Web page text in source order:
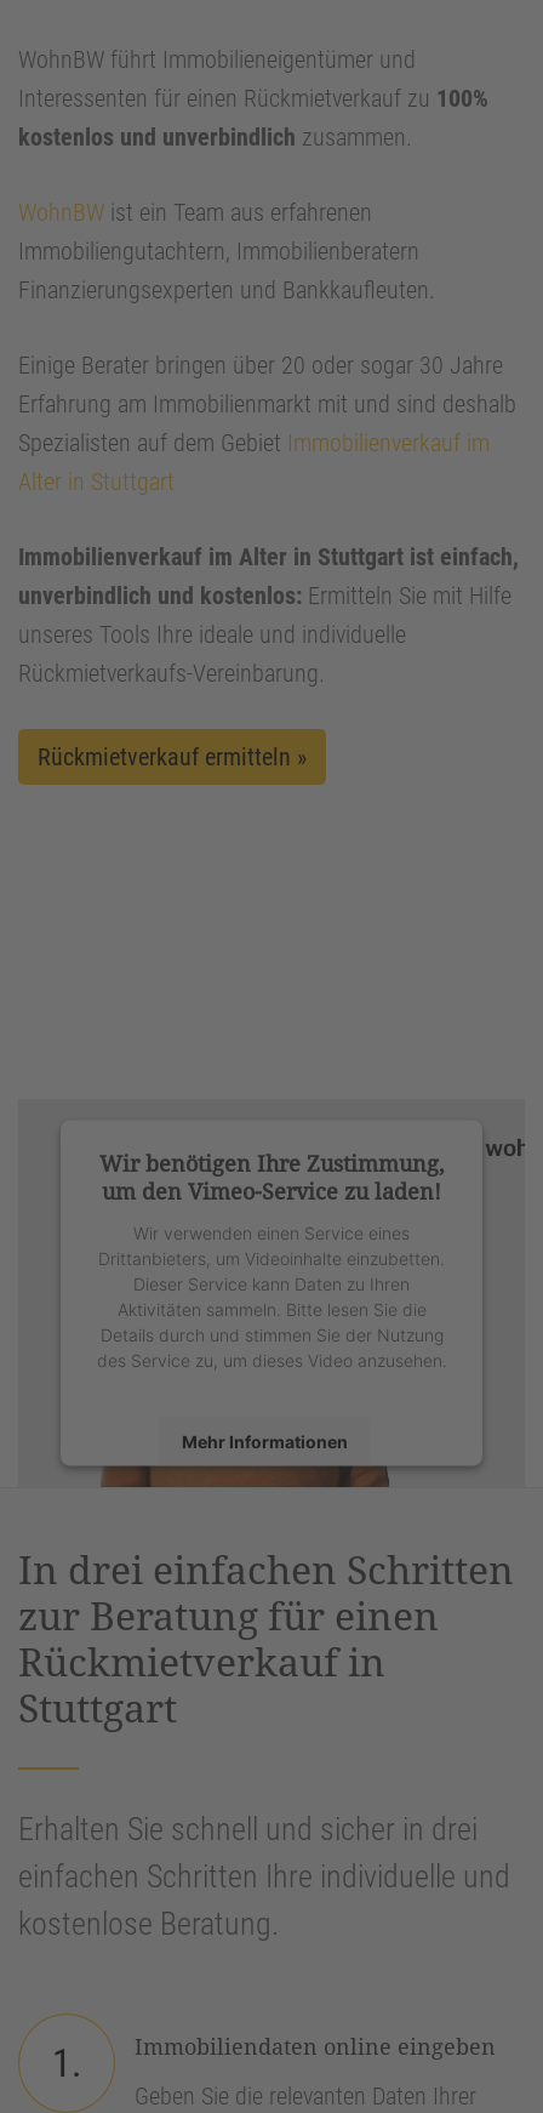
WohnBW führt Immobilieneigentümer und
Interessenten für einen Rückmietverkauf zu 100%
kostenlos und unverbindlich zusammen.
WohnBW ist ein Team aus erfahrenen
Immobiliengutachtern, Immobilienberatern
Finanzierungsexperten und Bankkaufleuten.
Einige Berater bringen über 20 oder sogar 30 Jahre
Erfahrung am Immobilienmarkt mit und sind deshalb
Spezialisten auf dem Gebiet Immobilienverkauf im
Alter in Stuttgart
Immobilienverkauf im Alter in Stuttgart ist einfach,
unverbindlich und kostenlos: Ermitteln Sie mit Hilfe
unseres Tools Ihre ideale und individuelle
Rückmietverkaufs-Vereinbarung.
Rückmietverkauf ermitteln »
Wir benötigen Ihre Zustimmung,
um den Vimeo-Service zu laden!
Wir verwenden einen Service eines
Drittanbieters, um Videoinhalte einzubetten.
Dieser Service kann Daten zu Ihren
Aktivitäten sammeln. Bitte lesen Sie die
Details durch und stimmen Sie der Nutzung
des Service zu, um dieses Video anzusehen.
Mehr Informationen
Management Platform&eRecht24
In drei einfachen Schritten
zur Beratung für einen
Rückmietverkauf in
Stuttgart
Erhalten Sie schnell und sicher in drei
einfachen Schritten Ihre individuelle und
kostenlose Beratung.
1.
Immobiliendaten online eingeben
Geben Sie die relevanten Daten Ihrer